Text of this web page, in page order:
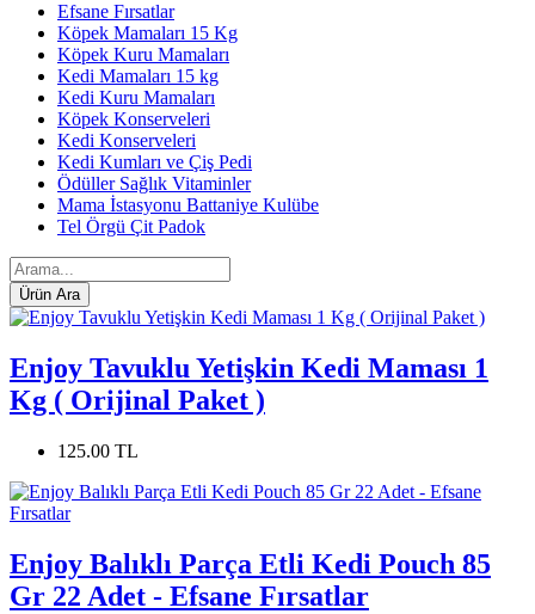
Efsane Fırsatlar
Köpek Mamaları 15 Kg
Köpek Kuru Mamaları
Kedi Mamaları 15 kg
Kedi Kuru Mamaları
Köpek Konserveleri
Kedi Konserveleri
Kedi Kumları ve Çiş Pedi
Ödüller Sağlık Vitaminler
Mama İstasyonu Battaniye Kulübe
Tel Örgü Çit Padok
Enjoy Tavuklu Yetişkin Kedi Maması 1
Kg ( Orijinal Paket )
125.00 TL
Enjoy Balıklı Parça Etli Kedi Pouch 85
Gr 22 Adet - Efsane Fırsatlar